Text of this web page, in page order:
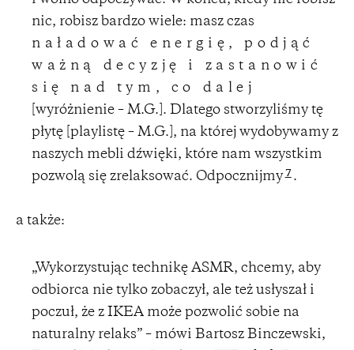
nic, robisz bardzo wiele: masz czas
naładować energię, podjąć
ważną decyzję i zastanowić
się nad tym, co dalej
[wyróżnienie – M.G.]. Dlatego stworzyliśmy tę
płytę [playlistę – M.G.], na której wydobywamy z
naszych mebli dźwięki, które nam wszystkim
pozwolą się zrelaksować. Odpocznijmy 7 .
a także:
„Wykorzystując technikę ASMR, chcemy, aby
odbiorca nie tylko zobaczył, ale też usłyszał i
poczuł, że z IKEA może pozwolić sobie na
naturalny relaks” – mówi Bartosz Binczewski,